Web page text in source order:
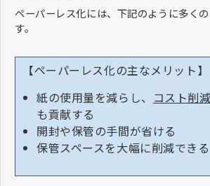
ペーパーレス化には、下記のように多く
す。
【ペーパーレス化の主なメリット】
紙の使用量を減らし、 コスト削減
も貢献する
開封や保管の手間が省ける
保管スペースを大幅に削減できる